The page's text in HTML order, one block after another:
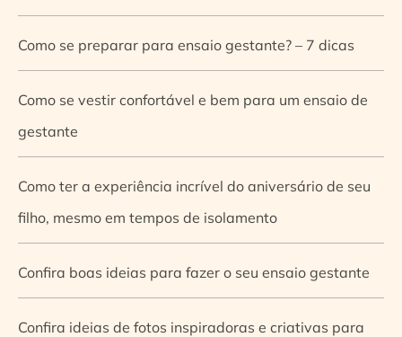
Como se preparar para ensaio gestante? – 7 dicas
Como se vestir confortável e bem para um ensaio de
gestante
Como ter a experiência incrível do aniversário de seu
filho, mesmo em tempos de isolamento
Confira boas ideias para fazer o seu ensaio gestante
Confira ideias de fotos inspiradoras e criativas para